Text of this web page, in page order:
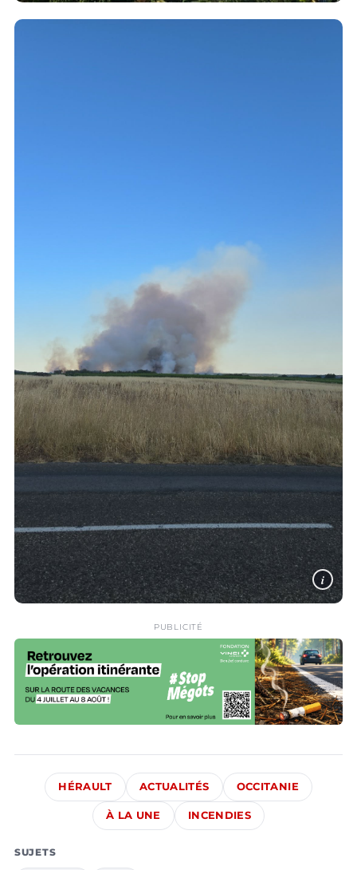
i
PUBLICITÉ
HÉRAULT ACTUALITÉS OCCITANIE
À LA UNE INCENDIES
SUJETS